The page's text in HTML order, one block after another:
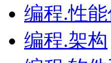
编程.性
编程.架构